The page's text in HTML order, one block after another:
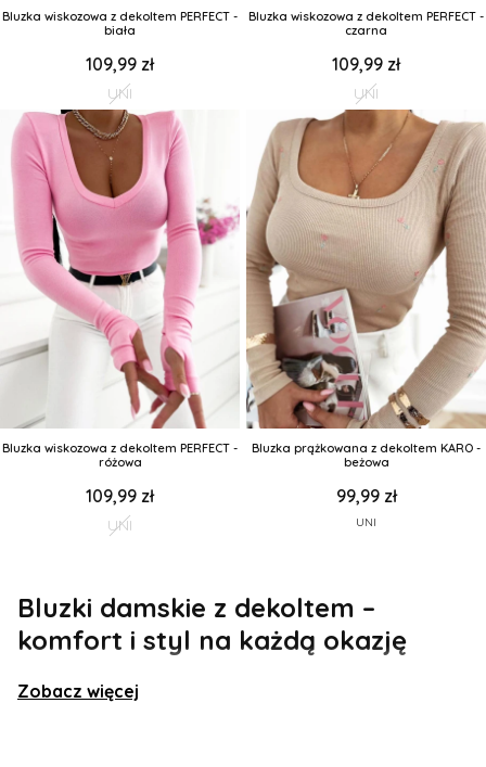
Bluzka wiskozowa z dekoltem PERFECT -
biała
109,99 zł
UNI
Bluzka wiskozowa z dekoltem PERFECT -
czarna
109,99 zł
UNI
Bluzka wiskozowa z dekoltem PERFECT -
różowa
109,99 zł
UNI
Bluzka prążkowana z dekoltem KARO -
beżowa
99,99 zł
UNI
Bluzki damskie z dekoltem –
komfort i styl na każdą okazję
Bluzki damskie z dekoltem to jedna z najczęściej
Zobacz więcej